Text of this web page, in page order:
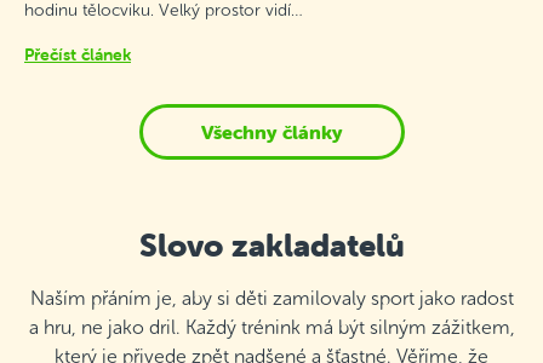
hodinu tělocviku. Velký prostor vidí…
Přečíst článek
Všechny články
Slovo zakladatelů
Naším přáním je, aby si děti zamilovaly sport jako radost
a hru, ne jako dril. Každý trénink má být silným zážitkem,
který je přivede zpět nadšené a šťastné. Věříme, že